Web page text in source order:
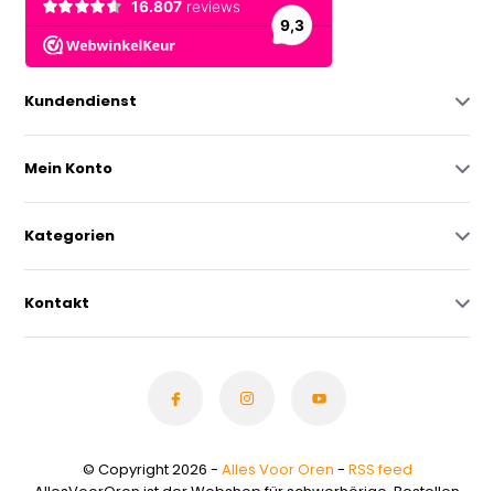
Kundendienst
Mein Konto
Kategorien
Kontakt
© Copyright 2026 - Alles Voor Oren - RSS feed